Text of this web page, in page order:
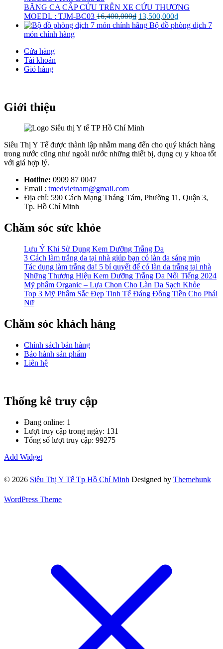
BĂNG CA CẤP CỨU TRÊN XE CỨU THƯƠNG
MOEDL : TJM-BC03 16,400,000₫ Giá
gốc
13,500,000₫Giá
hiện
Bộ đồ phòng dịch 7
món chính hãng
Cửa hàng
Tài khoản
Giỏ hàng
Giới thiệu
Siêu Thị Y Tế được thành lập nhằm mang đến cho quý khách hàng
trong nước cũng như ngoài nước những thiết bị, dụng cụ y khoa tốt
với giá hợp lý.
Hotline: 0909 87 0047
Email : tmedvietnam@gmail.com
Địa chỉ: 590 Cách Mạng Tháng Tám, Phường 11, Quận 3,
Tp. Hồ Chí Minh
Chăm sóc sức khỏe
Lưu Ý Khi Sử Dụng Kem Dưỡng Trắng Da
3 Cách làm trắng da tại nhà giúp bạn có làn da sáng mịn
Tác dụng làm trắng da! 5 bí quyết để có làn da trắng tại nhà
Những Thương Hiệu Kem Dưỡng Trắng Da Nổi Tiếng 2024
Mỹ phẩm Organic – Lựa Chọn Cho Làn Da Sạch Khỏe
Top 3 Mỹ Phẩm Sắc Đẹp Tinh Tế Đáng Đồng Tiền Cho Phái
Nữ
Chăm sóc khách hàng
Chính sách bán hàng
Bảo hành sản phẩm
Liên hệ
Thống kê truy cập
Đang online: 1
Lượt truy cập trong ngày: 131
Tổng số lượt truy cập: 99275
Add Widget
© 2026 Siêu Thị Y Tế Tp Hồ Chí Minh Designed by Themehunk
WordPress Theme